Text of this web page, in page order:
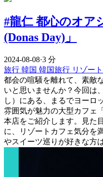
#龍仁 都心のオア
(Donas Day)」
2024-08-08·3 分
旅行 韓国 韓国旅行 リゾー
都会の喧騒を離れて、素敵
いと思いませんか？今回は
し）にある、まるでヨーロ
雰囲気が魅力の大型カフェ
本店をご紹介します。見た
に、リゾートカフェ気分を
やスイーツ巡りが好きな方